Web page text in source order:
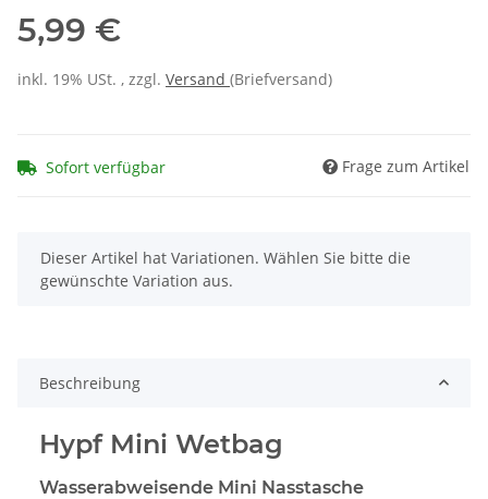
5,99 €
inkl. 19% USt. , zzgl. Versand (Briefversand)
Sofort verfügbar Frage zum Artikel
x
Dieser Artikel hat Variationen. Wählen Sie bitte die
gewünschte Variation aus.
Beschreibung
Hypf Mini Wetbag
Wasserabweisende Mini Nasstasche